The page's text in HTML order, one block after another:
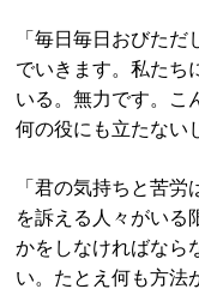
「毎日毎日おびた
でいきます。私たち
いる。無力です。こ
何の役にも立たない
「君の気持ちと苦
を訴える人々がいる
かをしなければなら
い。たとえ何も方法